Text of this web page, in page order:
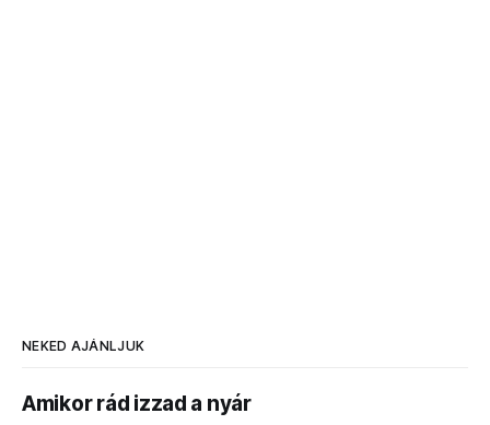
NEKED AJÁNLJUK
Amikor rád izzad a nyár